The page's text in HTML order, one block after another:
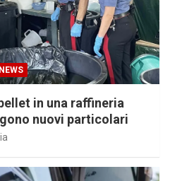
in una raffineria
nuovi particolari